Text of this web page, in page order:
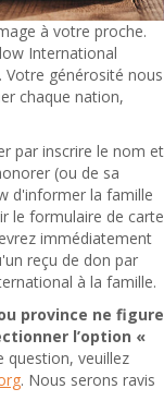
à votre proche.
International
générosité nous
chaque nation,
par inscrire le nom et
(ou de sa
d'informer la famille
le formulaire de carte
immédiatement
reçu de don par
à la famille.
province ne figure
l’option «
question, veuillez
. Nous serons ravis